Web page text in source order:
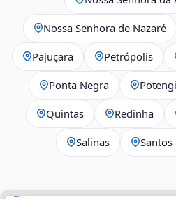
Nossa Senhora de Nazaré
Pajuçara Petrópolis
Ponta Negra Potengi
Quintas Redinha
Salinas Santos